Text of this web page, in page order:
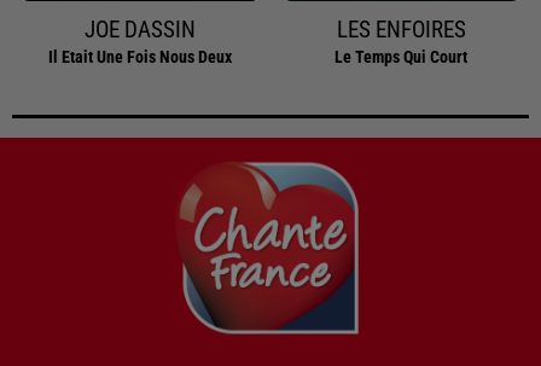
JOE DASSIN
Il Etait Une Fois Nous Deux
LES ENFOIRES
Le Temps Qui Court